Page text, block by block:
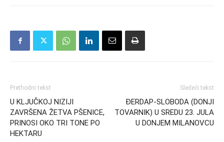
Prethodni tekst
U KLJUČKOJ NIZIJI
ZAVRŠENA ŽETVA PŠENICE,
PRINOSI OKO TRI TONE PO
HEKTARU
Sledeći tekst
ĐERDAP-SLOBODA (DONJI
TOVARNIK) U SREDU 23. JULA
U DONJEM MILANOVCU